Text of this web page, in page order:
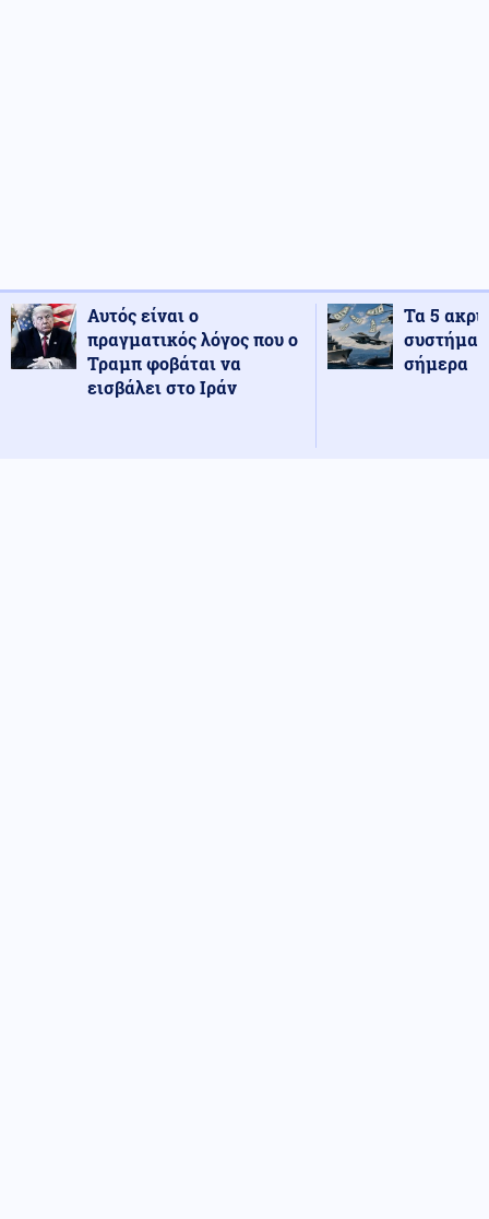
Αυτός είναι ο
πραγματικός λόγος που ο
Τραμπ φοβάται να
εισβάλει στο Ιράν
Τα 5
σήμερα